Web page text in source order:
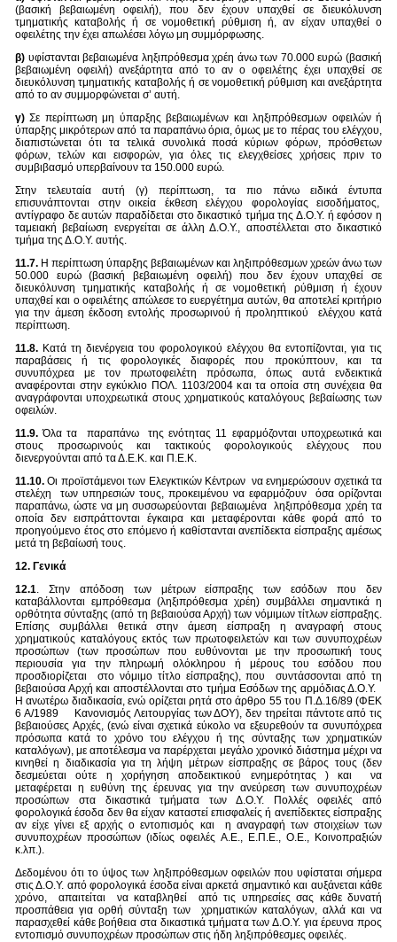
(βασική βεβαιωμένη οφειλή), που δεν έχουν υπαχθεί σε διευκόλυνση
τμηματικής καταβολής ή σε νομοθετική ρύθμιση ή, αν είχαν υπαχθεί ο
οφειλέτης την έχει απωλέσει λόγω μη συμμόρφωσης.
β) υφίστανται βεβαιωμένα ληξιπρόθεσμα χρέη άνω των 70.000 ευρώ (βασική
βεβαιωμένη οφειλή) ανεξάρτητα από το αν ο οφειλέτης έχει υπαχθεί σε
διευκόλυνση τμηματικής καταβολής ή σε νομοθετική ρύθμιση και ανεξάρτητα
από το αν συμμορφώνεται σ’ αυτή.
γ) Σε περίπτωση μη ύπαρξης βεβαιωμένων και ληξιπρόθεσμων οφειλών ή
ύπαρξης μικρότερων από τα παραπάνω όρια, όμως με το πέρας του ελέγχου,
διαπιστώνεται ότι τα τελικά συνολικά ποσά κύριων φόρων, πρόσθετων
φόρων, τελών και εισφορών, για όλες τις ελεγχθείσες χρήσεις πριν το
συμβιβασμό υπερβαίνουν τα 150.000 ευρώ.
Στην τελευταία αυτή (γ) περίπτωση, τα πιο πάνω ειδικά έντυπα
επισυνάπτονται στην οικεία έκθεση ελέγχου φορολογίας εισοδήματος,
αντίγραφο δε αυτών παραδίδεται στο δικαστικό τμήμα της Δ.Ο.Υ. ή εφόσον η
ταμειακή βεβαίωση ενεργείται σε άλλη Δ.Ο.Υ., αποστέλλεται στο δικαστικό
τμήμα της Δ.Ο.Υ. αυτής.
11.7. Η περίπτωση ύπαρξης βεβαιωμένων και ληξιπρόθεσμων χρεών άνω των
50.000 ευρώ (βασική βεβαιωμένη οφειλή) που δεν έχουν υπαχθεί σε
διευκόλυνση τμηματικής καταβολής ή σε νομοθετική ρύθμιση ή έχουν
υπαχθεί και ο οφειλέτης απώλεσε το ευεργέτημα αυτών, θα αποτελεί κριτήριο
για την άμεση έκδοση εντολής προσωρινού ή προληπτικού ελέγχου κατά
περίπτωση.
11.8. Κατά τη διενέργεια του φορολογικού ελέγχου θα εντοπίζονται, για τις
παραβάσεις ή τις φορολογικές διαφορές που προκύπτουν, και τα
συνυπόχρεα με τον πρωτοφειλέτη πρόσωπα, όπως αυτά ενδεικτικά
αναφέρονται στην εγκύκλιο ΠΟΛ. 1103/2004 και τα οποία στη συνέχεια θα
αναγράφονται υποχρεωτικά στους χρηματικούς καταλόγους βεβαίωσης των
οφειλών.
11.9.Όλα τα παραπάνω της ενότητας 11 εφαρμόζονται υποχρεωτικά και
στους προσωρινούς και τακτικούς φορολογικούς ελέγχους που
διενεργούνται από τα Δ.Ε.Κ. και Π.Ε.Κ.
11.10.Οι προϊστάμενοι των Ελεγκτικών Κέντρων να ενημερώσουν σχετικά τα
στελέχη των υπηρεσιών τους, προκειμένου να εφαρμόζουν όσα ορίζονται
παραπάνω, ώστε να μη συσσωρεύονται βεβαιωμένα ληξιπρόθεσμα χρέη τα
οποία δεν εισπράττονται έγκαιρα και μεταφέρονται κάθε φορά από το
προηγούμενο έτος στο επόμενο ή καθίστανται ανεπίδεκτα είσπραξης αμέσως
μετά τη βεβαίωσή τους.
12. Γενικά
12.1. Στην απόδοση των μέτρων είσπραξης των εσόδων που δεν
καταβάλλονται εμπρόθεσμα (ληξιπρόθεσμα χρέη) συμβάλλει σημαντικά η
ορθότητα σύνταξης (από τη βεβαιούσα Αρχή) των νόμιμων τίτλων είσπραξης.
Επίσης συμβάλλει θετικά στην άμεση είσπραξη η αναγραφή στους
χρηματικούς καταλόγους εκτός των πρωτοφειλετών και των συνυποχρέων
προσώπων (των προσώπων που ευθύνονται με την προσωπική τους
περιουσία για την πληρωμή ολόκληρου ή μέρους του εσόδου που
προσδιορίζεται στο νόμιμο τίτλο είσπραξης), που συντάσσονται από τη
βεβαιούσα Αρχή και αποστέλλονται στο τμήμα Εσόδων της αρμόδιας Δ.Ο.Υ.
Η ανωτέρω διαδικασία, ενώ ορίζεται ρητά στο άρθρο 55 του Π.Δ.16/89 (ΦΕΚ
6 Α/1989 Κανονισμός Λειτουργίας των ΔΟΥ), δεν τηρείται πάντοτε από τις
βεβαιούσες Αρχές, (ενώ είναι σχετικά εύκολο να εξευρεθούν τα συνυπόχρεα
πρόσωπα κατά το χρόνο του ελέγχου ή της σύνταξης των χρηματικών
καταλόγων), με αποτέλεσμα να παρέρχεται μεγάλο χρονικό διάστημα μέχρι να
κινηθεί η διαδικασία για τη λήψη μέτρων είσπραξης σε βάρος τους (δεν
δεσμεύεται ούτε η χορήγηση αποδεικτικού ενημερότητας ) και να
μεταφέρεται η ευθύνη της έρευνας για την ανεύρεση των συνυποχρέων
προσώπων στα δικαστικά τμήματα των Δ.Ο.Υ. Πολλές οφειλές από
φορολογικά έσοδα δεν θα είχαν καταστεί επισφαλείς ή ανεπίδεκτες είσπραξης
αν είχε γίνει εξ αρχής ο εντοπισμός και η αναγραφή των στοιχείων των
συνυποχρέων προσώπων (ιδίως οφειλές Α.Ε., Ε.Π.Ε., Ο.Ε., Κοινοπραξιών
κ.λπ.).
Δεδομένου ότι το ύψος των ληξιπρόθεσμων οφειλών που υφίσταται σήμερα
στις Δ.Ο.Υ. από φορολογικά έσοδα είναι αρκετά σημαντικό και αυξάνεται κάθε
χρόνο, απαιτείται να καταβληθεί από τις υπηρεσίες σας κάθε δυνατή
προσπάθεια για ορθή σύνταξη των χρηματικών καταλόγων, αλλά και να
παρασχεθεί κάθε βοήθεια στα δικαστικά τμήματα των Δ.Ο.Υ. για έρευνα προς
εντοπισμό συνυποχρέων προσώπων στις ήδη ληξιπρόθεσμες οφειλές.